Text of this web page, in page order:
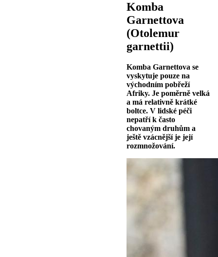
Komba
Garnettova
(Otolemur
garnettii)
Komba Garnettova se
vyskytuje pouze na
východním pobřeží
Afriky. Je poměrně velká
a má relativně krátké
boltce. V lidské péči
nepatří k často
chovaným druhům a
ještě vzácnější je její
rozmnožování.